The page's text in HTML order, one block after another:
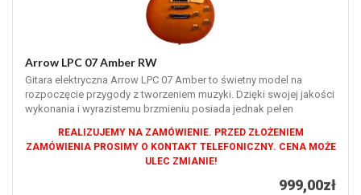
Arrow LPC 07 Amber RW
Gitara elektryczna Arrow LPC 07 Amber to świetny model na
rozpoczęcie przygody z tworzeniem muzyki. Dzięki swojej jakości
wykonania i wyrazistemu brzmieniu posiada jednak pełen
REALIZUJEMY NA ZAMÓWIENIE. PRZED ZŁOŻENIEM
ZAMÓWIENIA PROSIMY O KONTAKT TELEFONICZNY. CENA MOŻE
ULEC ZMIANIE!
999,00zł